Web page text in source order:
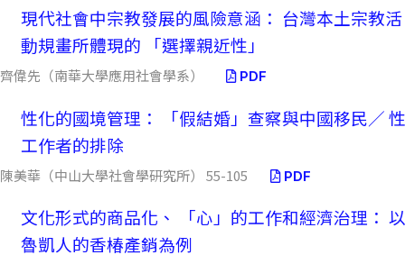
現代社會中宗教發展的風險意涵： 台灣本土宗教活
動規畫所體現的 「選擇親近性」
齊偉先（南華大學應用社會學系） PDF
性化的國境管理： 「假結婚」查察與中國移民／
工作者的排除
陳美華（中山大學社會學研究所） 55-105 PDF
文化形式的商品化、 「心」的工作和經濟治理：
魯凱人的香椿產銷為例